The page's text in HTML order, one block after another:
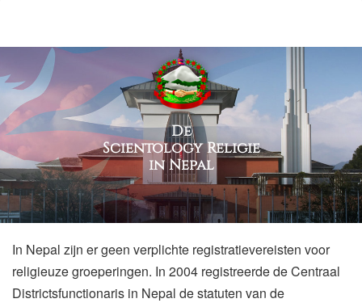
De
Scientology Religie
in Nepal
In Nepal zijn er geen verplichte registratievereisten voor
religieuze groeperingen. In 2004 registreerde de Centraal
Districtsfunctionaris in Nepal de statuten van de